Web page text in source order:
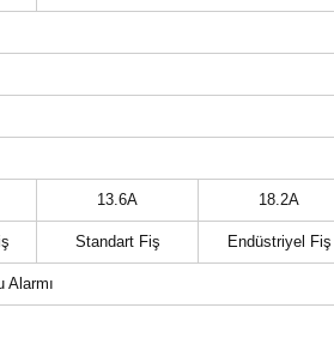
13.6A 18.2A
Standart Fiş Endüstriyel Fiş
Alarmı